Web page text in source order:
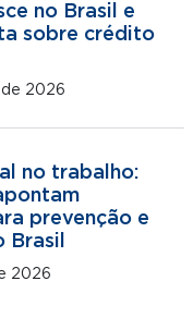
no Brasil e
sobre crédito
2026
no trabalho:
prevenção e
Brasil
2026